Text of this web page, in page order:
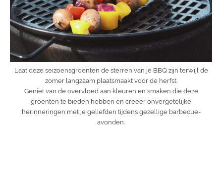
Laat deze seizoensgroenten de sterren van je BBQ zijn terwijl de
zomer langzaam plaatsmaakt voor de herfst.
Geniet van de overvloed aan kleuren en smaken die deze
groenten te bieden hebben en creëer onvergetelijke
herinneringen met je geliefden tijdens gezellige barbecue-
avonden.